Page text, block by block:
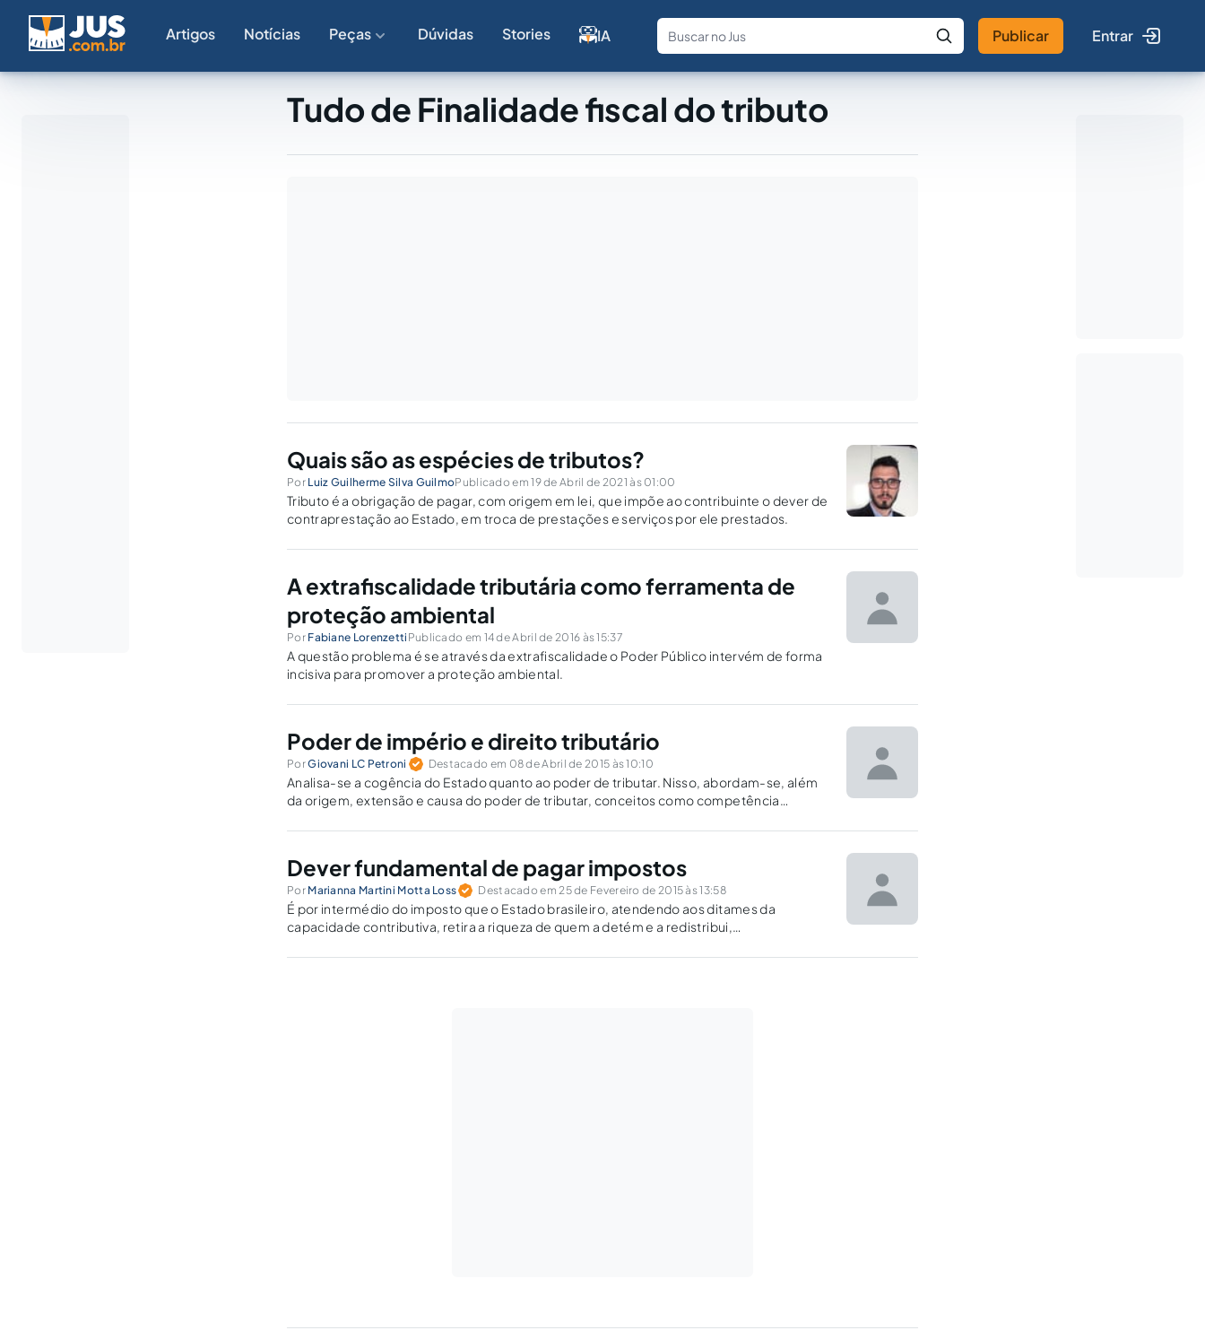
Artigos Notícias Peças Dúvidas Stories IA
Fale com a IA Buscar no Jus
Publicar Entrar
Tudo de Finalidade fiscal do tributo
Quais são as espécies de tributos?
Por Luiz Guilherme Silva GuilmoPublicado em 19 de Abril de 2021 às 01:00
Tributo é a obrigação de pagar, com origem em lei, que impõe ao contribuinte o dever de
contraprestação ao Estado, em troca de prestações e serviços por ele prestados.
A extrafiscalidade tributária como ferramenta de
proteção ambiental
Por Fabiane Lorenzetti Publicado em 14 de Abril de 2016 às 15:37
A questão problema é se através da extrafiscalidade o Poder Público intervém de forma
incisiva para promover a proteção ambiental.
Poder de império e direito tributário
PorGiovani LC Petroni Destacado em 08 de Abril de 2015 às 10:10
Analisa-se a cogência do Estado quanto ao poder de tributar. Nisso, abordam-se, além
da origem, extensão e causa do poder de tributar, conceitos como competência
Dever fundamental de pagar impostos
Por Marianna Martini Motta Loss Destacado em 25 de Fevereiro de 2015 às 13:58
É por intermédio do imposto que o Estado brasileiro, atendendo aos ditames da
capacidade contributiva, retira a riqueza de quem a detém e a redistribui,
população desfavorecida economicamente.